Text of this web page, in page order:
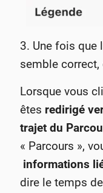
3. Une fois que
semble
Lorsque vous
êtes redirigé
trajet du
« Parcours »,
informations
dire le temps